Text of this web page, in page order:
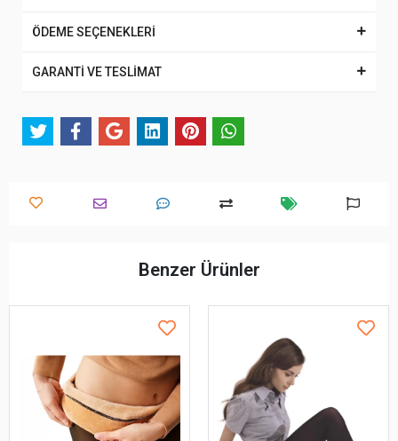
ÖDEME SEÇENEKLERİ
GARANTİ VE TESLİMAT
Benzer Ürünler